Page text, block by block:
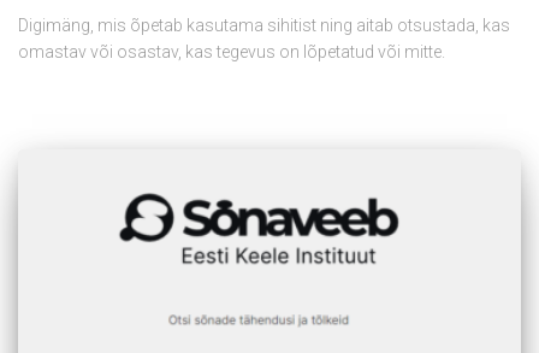
Digimäng, mis õpetab kasutama sihitist ning aitab otsustada, kas
omastav või osastav, kas tegevus on lõpetatud või mitte.